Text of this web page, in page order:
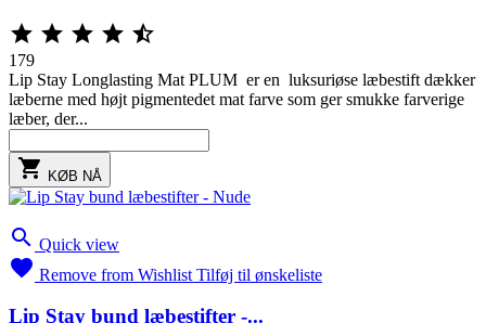
    
179
Lip Stay Longlasting Mat PLUM er en luksuriøse læbestift dækker
læberne med højt pigmentedet mat farve som ger smukke farverige
læber, der...
 KØB NÅ
 Quick view
 Remove from Wishlist Tilføj til ønskeliste
Lip Stay bund læbestifter -...